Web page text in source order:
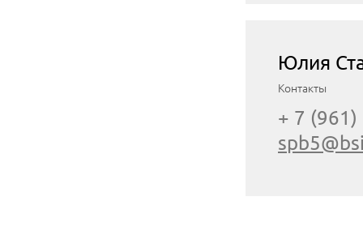
Юлия
Контакты
+ 7